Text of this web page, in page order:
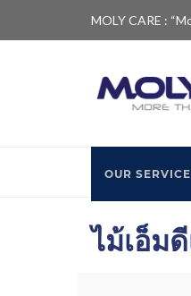
MOLY CARE :
OUR SERVICE
ไม้เอ็ม